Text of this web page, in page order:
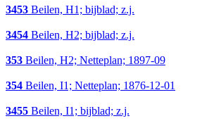
3453 Beilen, H1; bijblad; z.j.
3454 Beilen, H2; bijblad; z.j.
353 Beilen, H2; Netteplan; 1897-09
354 Beilen, I1; Netteplan; 1876-12-01
3455 Beilen, I1; bijblad; z.j.